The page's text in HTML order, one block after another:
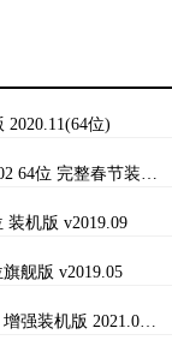
2020.11(64位)
64位 完整春节装…
装机版 v2019.09
舰版 v2019.05
增强装机版 2021.0…